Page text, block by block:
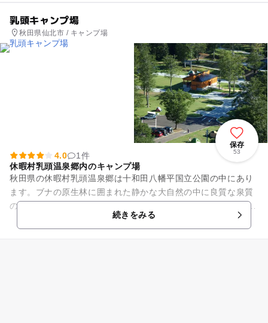
乳頭キャンプ場
秋田県仙北市 / キャンプ場
保存
53
4.0
1件
休暇村乳頭温泉郷内のキャンプ場
秋田県の休暇村乳頭温泉郷は十和田八幡平国立公園の中にあり
ます。ブナの原生林に囲まれた静かな大自然の中に良質な泉質
の温泉施設を中心に建つ心身ともに癒されるところです。 乳頭
続きをみる